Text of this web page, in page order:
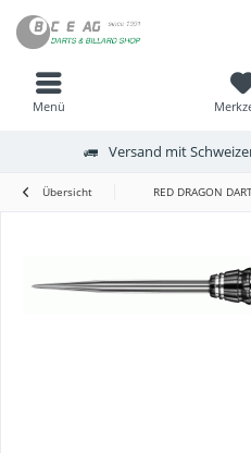
Menü
Versand mit
Übersicht RED DRAGON